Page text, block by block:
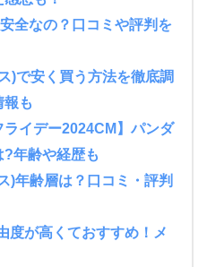
全なの？口コミや評判を
)で安く買う方法を徹底調
報も
ライデー2024CM】パンダ
年齢や経歴も
)年齢層は？口コミ・評判
度が高くておすすめ！メ